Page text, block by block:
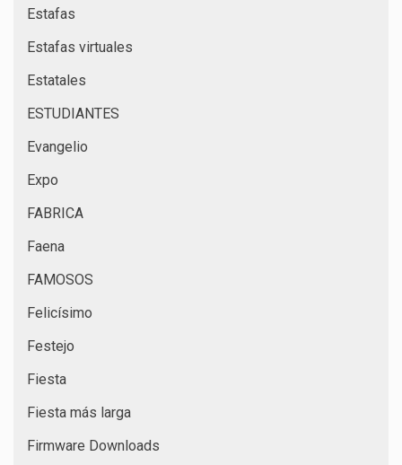
Estafas
Estafas virtuales
Estatales
ESTUDIANTES
Evangelio
Expo
FABRICA
Faena
FAMOSOS
Felicísimo
Festejo
Fiesta
Fiesta más larga
Firmware Downloads